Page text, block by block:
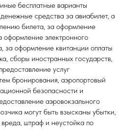
бесплатные варианты
средства за авиабилет, а
билета, за оформление
электронного
за оформление квитанции оплаты
сборы иностранных государств,
услуг
бронирования, аэропортовый
безопасности и
аэровокзального
могут быть взысканы убытки,
штраф и неустойка по